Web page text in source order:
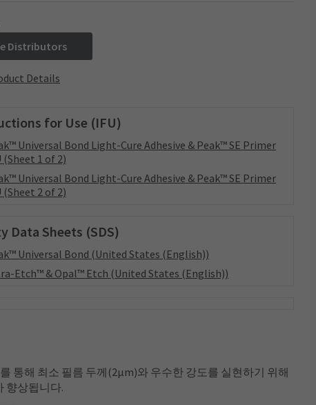
Distributors
Details
for Use (IFU)
Universal Bond Light-Cure Adhesive & Peak™ SE Primer
(Sheet 1 of 2)
Universal Bond Light-Cure Adhesive & Peak™ SE Primer
(Sheet 2 of 2)
Data Sheets (SDS)
Universal Bond (United States (English))
Etch™ & Opal™ Etch (United States (English))
통해 최소 필름 두께(2μm)와 우수한 강도를 실현하기 위해
향상됩니다.